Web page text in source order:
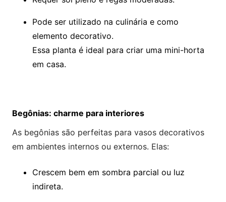
Pode ser utilizado na culinária e como
elemento decorativo.
Essa planta é ideal para criar uma mini-horta
em casa.
Begônias: charme para interiores
As begônias são perfeitas para vasos decorativos
em ambientes internos ou externos. Elas:
Crescem bem em sombra parcial ou luz
indireta.